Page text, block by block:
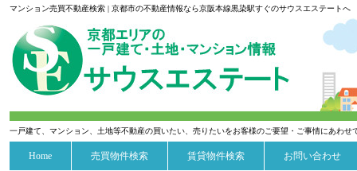
マンション売買不動産検索 | 京都市の不動産情報なら京阪本線黒染駅すぐのサウスエステートへ
一戸建て、マンション、土地等不動産の買いたい、売りたいをお客様のご要望・ご事情にあわ
Home 売買物件検索 賃貸物件検索 お問い合わせ